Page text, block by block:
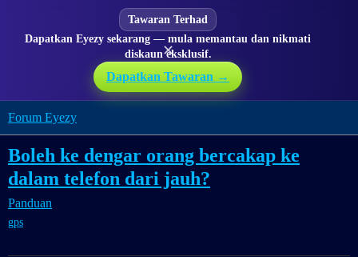
Tawaran Terhad
Dapatkan Eyezy sekarang — mula memantau dan nikmati
diskaun eksklusif.
Dapatkan Tawaran →
✕
Forum Eyezy
Boleh ke dengar orang bercakap ke
dalam telefon dari jauh?
Panduan
gps